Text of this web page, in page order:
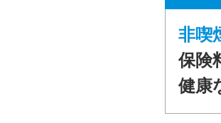
非喫
保険
健康